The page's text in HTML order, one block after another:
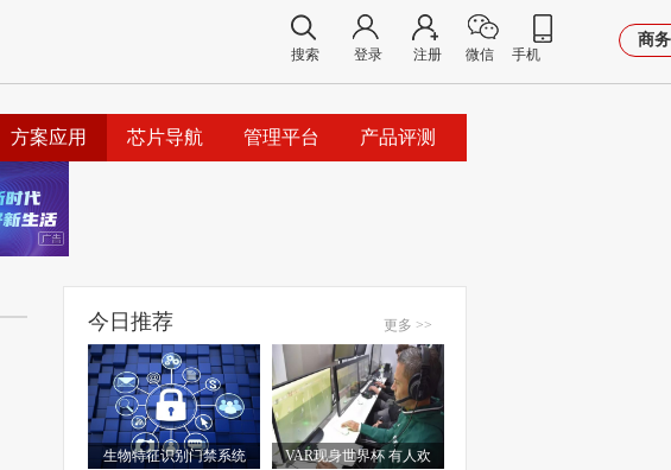
搜索 登录 注册 微信 手机
商
方案应用 芯片导航 管理平台 产品评测
今日推荐 更多 >>
生物特征识别门禁系统 VAR现身世界杯 有人欢